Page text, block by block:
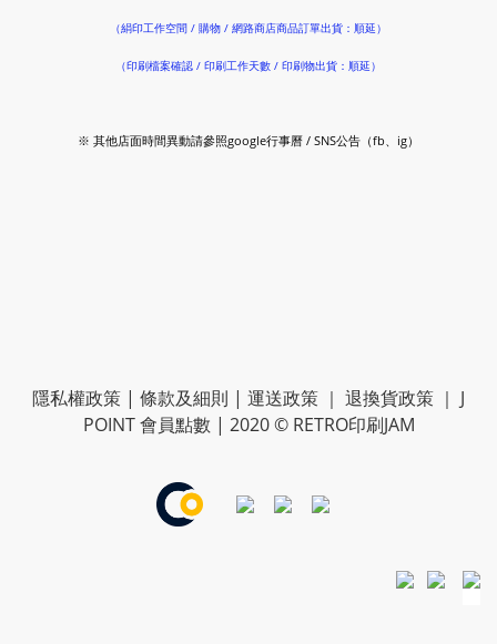
（絹印工作空間 / 購物 / 網路商店商品訂單出貨：順延）
（印刷檔案確認 / 印刷工作天數 / 印刷物出貨：順延）
※ 其他店面時間異動請參照google行事曆 / SNS公告（fb、ig）
隱私權政策 | 條款及細則 | 運送政策 ｜ 退換貨政策 ｜ J
POINT 會員點數 | 2020 © RETRO印刷JAM